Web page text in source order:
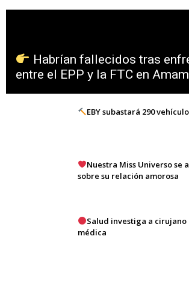
Habrían fallecidos tras
entre el EPP y la FTC en
EBY subastará 290
Nuestra Miss Universo se
sobre su relación amorosa
Salud investiga a
médica